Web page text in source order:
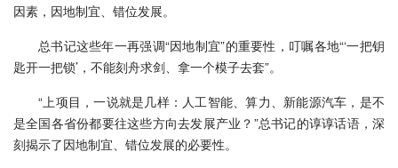
因素，因地制宜、错位发展。
总书记这些年一再强调“因地制宜”的重要性，叮嘱各地“‘一把钥
匙开一把锁’，不能刻舟求剑、拿一个模子去套”。
“上项目，一说就是几样：人工智能、算力、新能源汽车，是不
是全国各省份都要往这些方向去发展产业？”总书记的谆谆话语，深
刻揭示了因地制宜、错位发展的必要性。